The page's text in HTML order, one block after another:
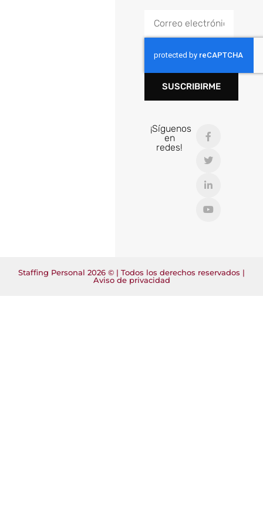
SUSCRIBIRME
¡Síguenos
en
redes!
Staffing Personal 2026 © | Todos los derechos reservados |
Aviso de privacidad